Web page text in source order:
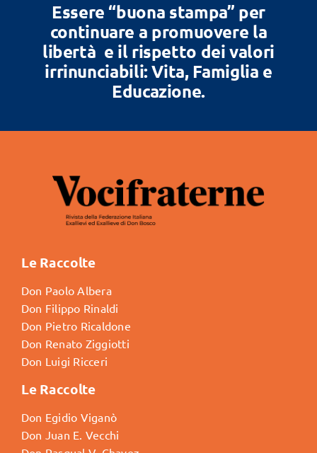
Essere “buona stampa” per
continuare a promuovere la
libertà e il rispetto dei valori
irrinunciabili: Vita, Famiglia e
Educazione.
Le Raccolte
Don Paolo Albera
Don Filippo Rinaldi
Don Pietro Ricaldone
Don Renato Ziggiotti
Don Luigi Ricceri
Le Raccolte
Don Egidio Viganò
Don Juan E. Vecchi